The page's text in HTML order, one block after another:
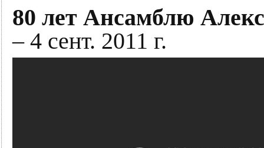
80 лет Ансамблю
– 4 сент. 2011 г.